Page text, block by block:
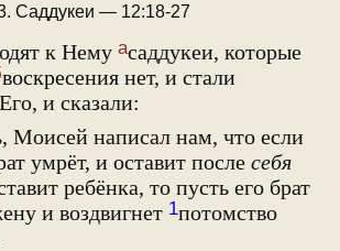
Саддукеи — 12:18-27
к Нему асаддукеи, которые
воскресения нет, и стали
и сказали:
Моисей написал нам, что если
умрёт, и оставит после себя
ребёнка, то пусть его брат
и воздвигнет 1потомство